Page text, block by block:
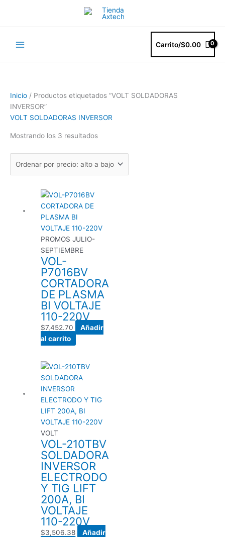
contenido
Carrito/$0.00
Inicio / Productos etiquetados “VOLT SOLDADORAS
INVERSOR”
VOLT SOLDADORAS INVERSOR
Mostrando los 3 resultados
Ordenado
precio:
a
PROMOS JULIO-
SEPTIEMBRE
VOL-
P7016BV
CORTADORA
DE PLASMA
BI VOLTAJE
110-220V
$7,452.70
Añadir
al carrito
VOLT
​​VOL-210TBV
SOLDADORA
INVERSOR
ELECTRODO
Y TIG LIFT
200A, BI
VOLTAJE
110-220V
$3,506.38
Añadir